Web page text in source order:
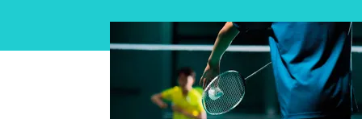
Auvergne-Rhône Alpes